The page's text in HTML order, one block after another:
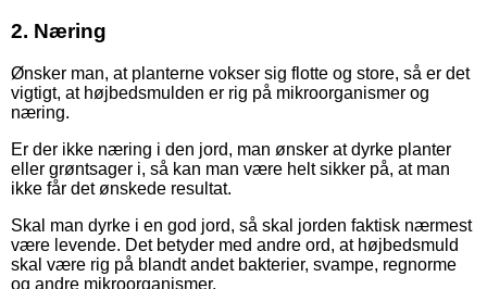
2. Næring
Ønsker man, at planterne vokser sig flotte og store, så er det
vigtigt, at højbedsmulden er rig på mikroorganismer og
næring.
Er der ikke næring i den jord, man ønsker at dyrke planter
eller grøntsager i, så kan man være helt sikker på, at man
ikke får det ønskede resultat.
Skal man dyrke i en god jord, så skal jorden faktisk nærmest
være levende. Det betyder med andre ord, at højbedsmuld
skal være rig på blandt andet bakterier, svampe, regnorme
og andre mikroorganismer.